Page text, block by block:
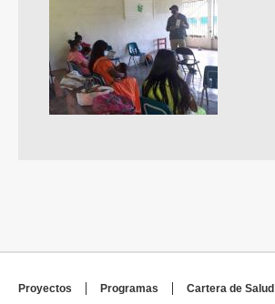
Proyectos Programas Cartera de Salud